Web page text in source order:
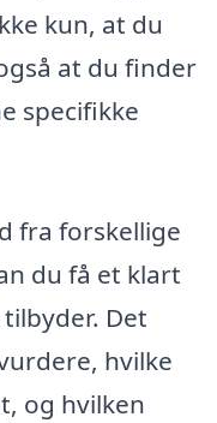
kun, at du
at du finder
specifikke
fra forskellige
du få et klart
Det
hvilke
og hvilken